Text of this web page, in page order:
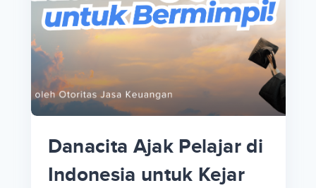
Danacita Ajak Pelajar di
Indonesia untuk Kejar